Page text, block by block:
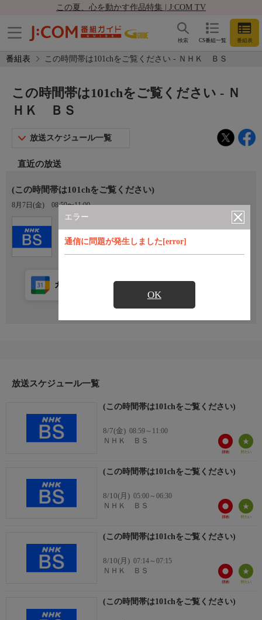
この夏、心を動かす作品特集 | J:COM TV
CS番組一覧 番組表
検索
番組表 この時間帯は101chをご覧ください - ＮＨＫ ＢＳ
エラー
通信に問題が発生しました[error]
OK
この時間帯は101chをご覧ください - Ｎ
ＨＫ ＢＳ
放送スケジュール一覧
直近の放送
(この時間帯は101chをご覧ください)
8月7日(金) 08:59〜11:00
カレンダー登録 アプリ視聴
放送スケジュール一覧
(この時間帯は101chをご覧ください)
8/7(金) 08:59～11:00
ＮＨＫ ＢＳ
(この時間帯は101chをご覧ください)
8/10(月) 05:00～06:30
ＮＨＫ ＢＳ
(この時間帯は101chをご覧ください)
8/10(月) 07:14～07:15
ＮＨＫ ＢＳ
(この時間帯は101chをご覧ください)